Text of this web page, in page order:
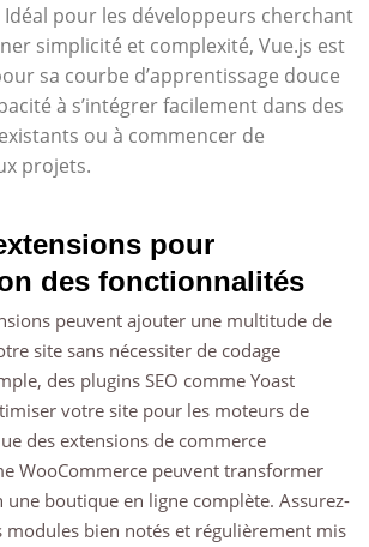
Idéal pour les développeurs cherchant
simplicité et complexité, Vue.js est
sa courbe d’apprentissage douce
à s’intégrer facilement dans des
ou à commencer de
projets.
pour
des fonctionnalités
peuvent ajouter une multitude de
site sans nécessiter de codage
des plugins SEO comme Yoast
votre site pour les moteurs de
des extensions de commerce
WooCommerce peuvent transformer
boutique en ligne complète. Assurez-
modules bien notés et régulièrement mis